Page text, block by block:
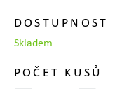
DOSTUPNOST
Skladem
POČET KUSŮ